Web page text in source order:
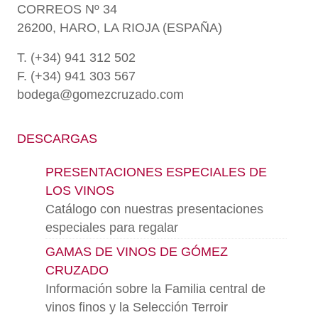
CORREOS Nº 34
26200, HARO, LA RIOJA (ESPAÑA)
T. (+34) 941 312 502
F. (+34) 941 303 567
bodega@gomezcruzado.com
DESCARGAS
PRESENTACIONES ESPECIALES DE
LOS VINOS
Catálogo con nuestras presentaciones
especiales para regalar
GAMAS DE VINOS DE GÓMEZ
CRUZADO
Información sobre la Familia central de
vinos finos y la Selección Terroir